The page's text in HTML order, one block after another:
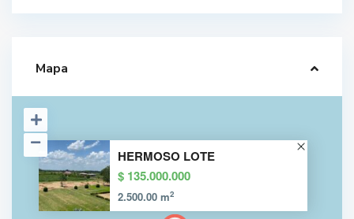
Mapa
HERMOSO LOTE
$ 135.000.000
2.500.00 m2